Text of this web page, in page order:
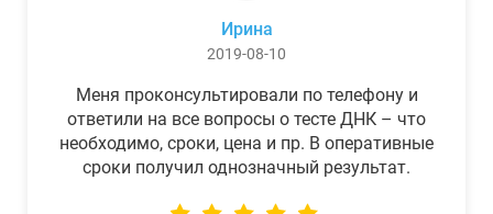
Ирина
2019-08-10
Меня проконсультировали по телефону и
ответили на все вопросы о тесте ДНК – что
необходимо, сроки, цена и пр. В оперативные
сроки получил однозначный результат.